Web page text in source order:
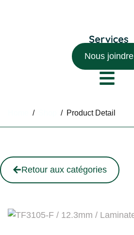
Nous joindre
/ / Product Detail
Retour aux catégories